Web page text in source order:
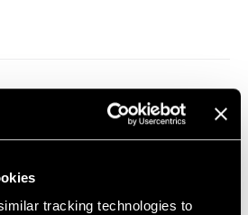
tracking technologies to
Catalog